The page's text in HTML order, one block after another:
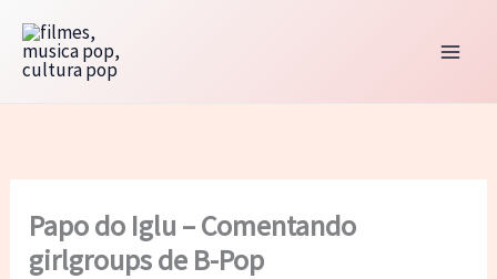
para
Papo do Iglu – Comentando
girlgroups de B-Pop